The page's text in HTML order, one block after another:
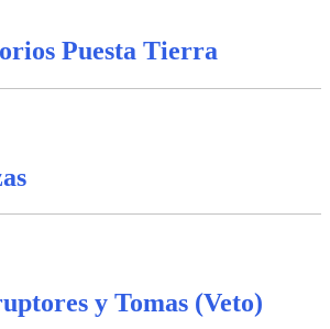
Puesta Tierra
y Tomas (Veto)